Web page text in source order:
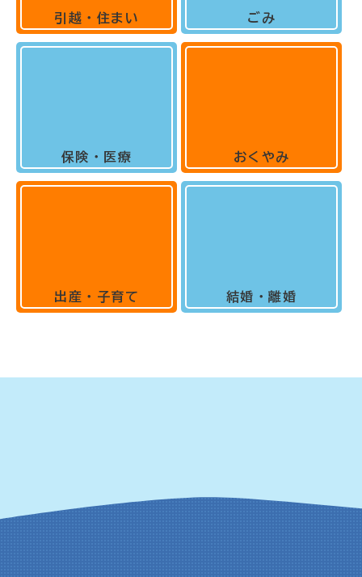
引越・住まい
保険・医療
出産・子育て
ごみ
おくやみ
結婚・離婚